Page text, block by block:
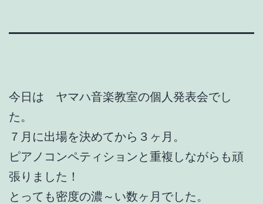
今日は ヤマハ音楽教室の個人発表会でし
た。
７月に出場を決めてから３ヶ月。
ピアノコンペティションと重複しながらも頑
張りました！
とっても密度の濃～い数ヶ月でした。